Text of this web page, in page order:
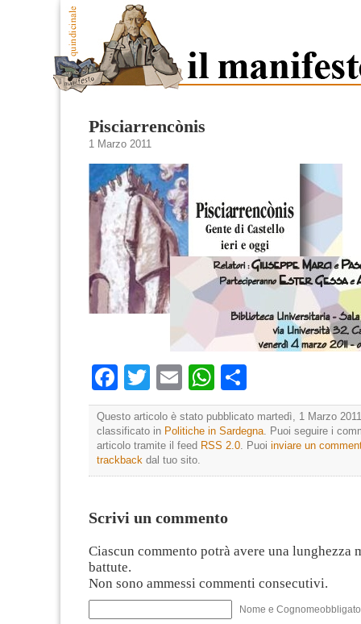
Pisciarrencònis
1 Marzo 2011
Facebook
TwitterEmailWhatsApp
Questo articolo è stato pubblicato martedì, 1 Marzo
classificato in Politiche in Sardegna. Puoi seguire i
articolo tramite il feed RSS 2.0. Puoi inviare un
trackback dal tuo sito.
Scrivi un commento
Ciascun commento potrà avere una lunghezza
battute.
Non sono ammessi commenti consecutivi.
Nome e